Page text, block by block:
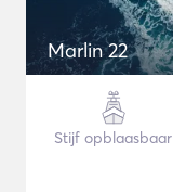
Marlin 22
Stijf opblaasbaar